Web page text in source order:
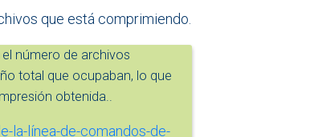
que está comprimiendo.
número de archivos
total que ocupaban, lo que
obtenida..